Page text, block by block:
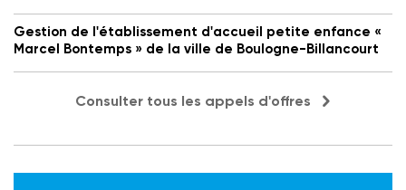
Gestion de l'établissement d'accueil petite enfance «
Marcel Bontemps » de la ville de Boulogne-Billancourt
Consulter tous les appels d'offres